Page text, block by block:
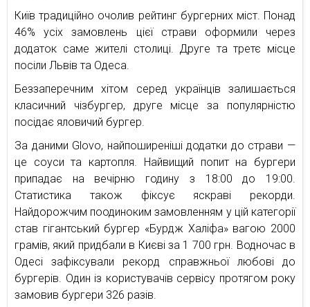
Київ традиційно очолив рейтинг бургерних міст. Понад
46% усіх замовлень цієї страви оформили через
додаток саме жителі столиці. Друге та третє місце
посіли Львів та Одеса.
Беззаперечним хітом серед українців залишається
класичний чізбургер, друге місце за популярністю
посідає яловичий бургер.
За даними Glovo, найпоширеніші додатки до страви —
це соуси та картопля. Найвищий попит на бургери
припадає на вечірню годину з 18:00 до 19:00.
Статистика також фіксує яскраві рекорди.
Найдорожчим поодиноким замовленням у цій категорії
став гігантський бургер «Бурдж Халіфа» вагою 2000
грамів, який придбали в Києві за 1 700 грн. Водночас в
Одесі зафіксували рекорд справжньої любові до
бургерів. Один із користувачів сервісу протягом року
замовив бургери 326 разів.